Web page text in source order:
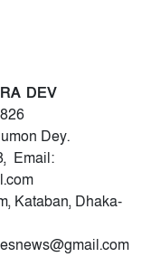
DEV
Dey.
Email:
Kataban, Dhaka-